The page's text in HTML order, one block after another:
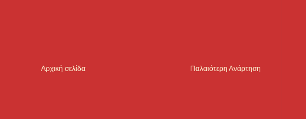
Παλαιότερη Ανάρτηση
Αρχική σελίδα